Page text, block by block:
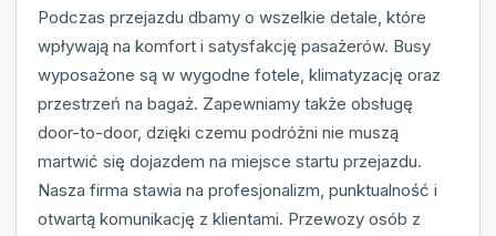
Podczas przejazdu dbamy o wszelkie detale, które
wpływają na komfort i satysfakcję pasażerów. Busy
wyposażone są w wygodne fotele, klimatyzację oraz
przestrzeń na bagaż. Zapewniamy także obsługę
door-to-door, dzięki czemu podróżni nie muszą
martwić się dojazdem na miejsce startu przejazdu.
Nasza firma stawia na profesjonalizm, punktualność i
otwartą komunikację z klientami. Przewozy osób z